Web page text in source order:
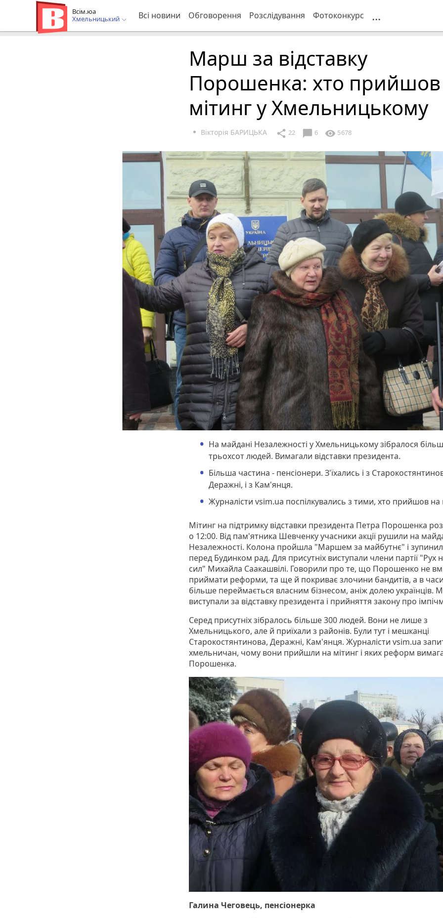
Всім.юа
Хмельницький
Всі новини Обговорення Розслідування Фотоконкурс ...
Марш за відставку
Порошенка: хто
мітинг у Хмельницькому
Вікторія БАРИЦЬКА share 22 chat_bubble 6 visibility 5678
На майдані Незалежності у Хмельницькому зібралося
трьохсот людей. Вимагали відставки президента.
Більша частина - пенсіонери. З'їхались і з
Деражні, і з Кам'янця.
Журналісти vsim.ua поспілкувались з тими, хто прийшов на
Мітинг на підтримку відставки президента Петра Порошенка
о 12:00. Від пам'ятника Шевченку учасники акції рушили на
Незалежності. Колона пройшла "Маршем за майбутнє" і
перед Будинком рад. Для присутніх виступали члени партії "Рух
сил" Михайла Саакашвілі. Говорили про те, що Порошенко не
приймати реформи, та ще й покриває злочини бандитів, а в
більше переймається власним бізнесом, аніж долею українців.
виступали за відставку президента і прийняття закону про
Серед присутніх зібралось більше 300 людей. Вони не лише з
Хмельницького, але й приїхали з районів. Були тут і мешканці
Старокостянтинова, Деражні, Кам'янця. Журналісти vsim.ua
хмельничан, чому вони прийшли на мітинг і яких реформ
Порошенка.
Галина Чеговець, пенсіонерка